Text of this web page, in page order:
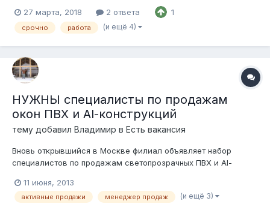
активных продаж светопрозрачных конструкций . Основные
обязанности: Развитие дилерско...
27 марта, 2018 2 ответа 1
срочно работа (и ещё 4)
НУЖНЫ специалисты по продажам
окон ПВХ и Al-конструкций
тему добавил Владимир в Есть вакансия
Вновь открывшийся в Москве филиал объявляет набор
специалистов по продажам светопрозрачных ПВХ и Al-
сотрудничества; самостоятельный расчёт конструкций, после
обучения; работа с корпоративными, оптовыми заказчиками
11 июня, 2013
активные продажи менеджер продаж (и ещё 3)